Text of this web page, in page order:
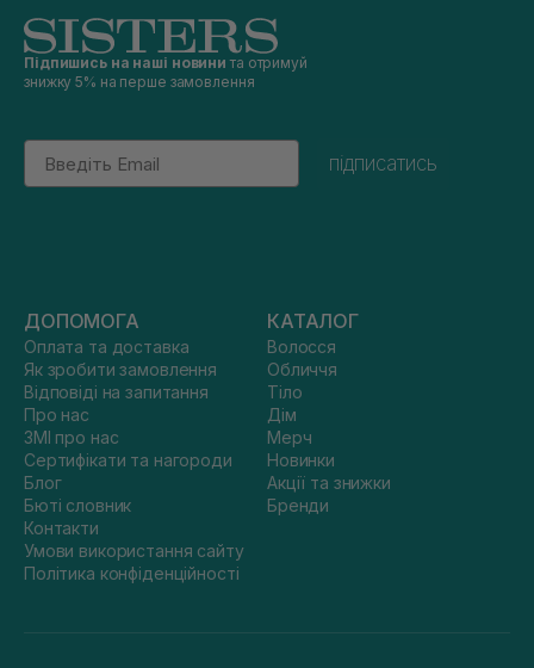
Підпишись на наші новини та отримуй
знижку 5% на перше замовлення
Email
підписатись
ДОПОМОГА
Оплата та доставка
Як зробити замовлення
Відповіді на запитання
Про нас
ЗМІ про нас
Сертифікати та нагороди
Блог
Бюті словник
Контакти
Умови використання сайту
Політика конфіденційності
КАТАЛОГ
Волосся
Обличчя
Тіло
Дім
Мерч
Новинки
Акції та знижки
Бренди